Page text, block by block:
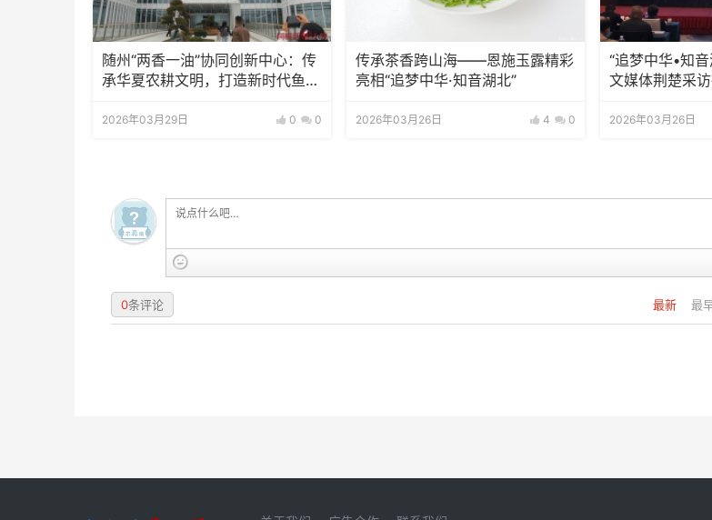
随州“两香一油”协同创新中心：传
承华夏农耕文明，打造新时代鱼米
2026年03月29日 0 0
传承茶香跨山海——恩施玉露精彩
亮相“追梦中华·知音湖北”
2026年03月26日 4 0
“追梦中华•知
文媒体荆楚采
2026年03月26日
最新 最
0条评论